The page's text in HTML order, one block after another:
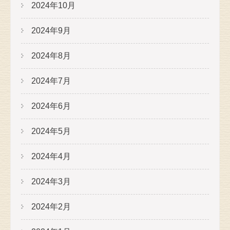
2024年10月
2024年9月
2024年8月
2024年7月
2024年6月
2024年5月
2024年4月
2024年3月
2024年2月